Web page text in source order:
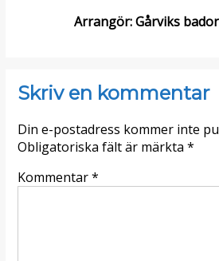
Arrangör: Gårviks
Skriv en kommentar
Din e-postadress kommer inte
Obligatoriska fält är märkta *
Kommentar*